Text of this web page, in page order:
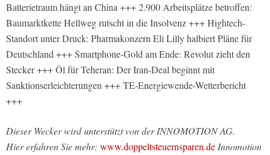
Batterietraum hängt an China +++ 2.900 Arbeitsplätze betroffen:
Baumarktkette Hellweg rutscht in die Insolvenz +++ Hightech-
Standort unter Druck: Pharmakonzern Eli Lilly halbiert Pläne für
Deutschland +++ Smartphone-Gold am Ende: Revolut zieht den
Stecker +++ Öl für Teheran: Der Iran-Deal beginnt mit
Sanktionserleichterungen +++ TE-Energiewende-Wetterbericht
+++
Dieser Wecker wird unterstützt von der INNOMOTION AG.
Hier erfahren Sie mehr: www.doppeltsteuernsparen.de Innomotion